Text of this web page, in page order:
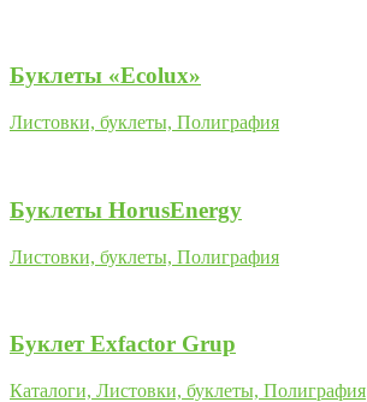
Буклеты «Ecolux»
Листовки, буклеты, Полиграфия
Буклеты HorusEnergy
Листовки, буклеты, Полиграфия
Буклет Exfactor Grup
Каталоги, Листовки, буклеты, Полиграфия